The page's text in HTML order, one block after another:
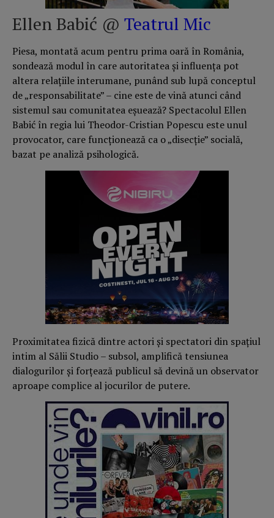
Ellen Babić @ Teatrul Mic
Piesa, montată acum pentru prima oară în România,
sondează modul în care autoritatea și influența pot
altera relațiile interumane, punând sub lupă conceptul
de „responsabilitate” – cine este de vină atunci când
sistemul sau comunitatea eșuează? Spectacolul Ellen
Babić în regia lui Theodor-Cristian Popescu este unul
provocator, care funcționează ca o „disecție” socială,
bazat pe analiză psihologică.
Proximitatea fizică dintre actori și spectatori din spațiul
intim al Sălii Studio – subsol, amplifică tensiunea
dialogurilor și forțează publicul să devină un observator
aproape complice al jocurilor de putere.